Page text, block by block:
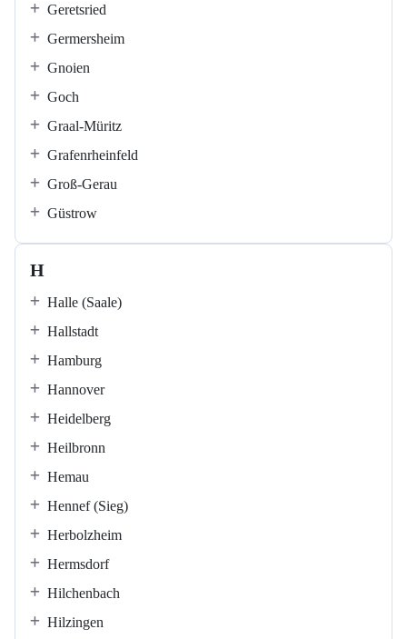
Geretsried
Germersheim
Gnoien
Goch
Graal-Müritz
Grafenrheinfeld
Groß-Gerau
Güstrow
H
Halle (Saale)
Hallstadt
Hamburg
Hannover
Heidelberg
Heilbronn
Hemau
Hennef (Sieg)
Herbolzheim
Hermsdorf
Hilchenbach
Hilzingen